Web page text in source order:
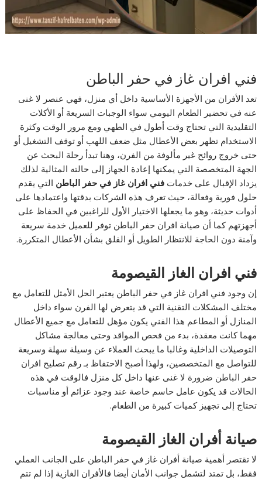
فني افران غاز في حفر الباطن
تعد الأفران من الأجهزة الأساسية داخل أي منزل، فهي عنصر لا غنى
عنه في تحضير الطعام اليومي سواء الوجبات السريعة أو الأكلات
التقليدية التي تحتاج وقت أطول في الطهي ومع مرور الوقت وكثرة
الاستخدام تظهر بعض الأعطال مثل ضعف اللهب أو توقف التشغيل أو
حتى خروج روائح غير مألوفة من الفرن، وهنا تبدأ رحلة البحث عن
الجهة المتخصصة التي يمكنها إعادة الجهاز إلى حالته المثالية لذلك
يزداد الإقبال على خدماتفني افران غاز في حفر الباطن التي يقدم
حلول فورية وفعالة، حيث تعرف هذه الشركات بدقتها واعتمادها على
أدوات حديثة، وهو ما يجعلها الاختيار الأول للراغبين في الحفاظ على
أجهزتهم كما أن صيانة افران حفر الباطن توفر للعميل خدمة سريعة
وآمنة دون الحاجة للانتظار الطويل أو القلق بشأن الأعطال المتكررة.
فني افران الغاز القيصومة
إن وجود فني افران غاز في حفر الباطن يعتبر الحل الأمثل للتعامل مع
مختلف المشكلات التقنية التي قد يتعرض لها الفرن سواء داخل
المنازل أو المطاعم هذا الفني يكون مؤهل للتعامل مع جميع الأعطال
مهما كانت معقدة، بدء من فحص المواقد وحتى معالجة مشاكل
التوصيلات الداخلية وغالبا ما يبحث العملاء عن وسيلة سهلة وسريعة
للتواصل مع المتخصصين، ولهذا أصبح الاحتفاظ بـ رقم تصليح افران
حفر الباطن ضرورة لا غنى عنها داخل كل منزل فالوقت في هذه
الحالات قد يكون عامل حاسم خاصة عند وجود عزائم أو مناسبات
تحتاج إلى تجهيز كميات كبيرة من الطعام.
صيانة أفران الغاز القيصومة
لا تقتصر أهمية صيانة أفران غاز في حفر الباطن على الجانب العملي
فقط، بل تمتد لتشمل جوانب الأمان أيضا فالأفران الغازية إذا لم تتم